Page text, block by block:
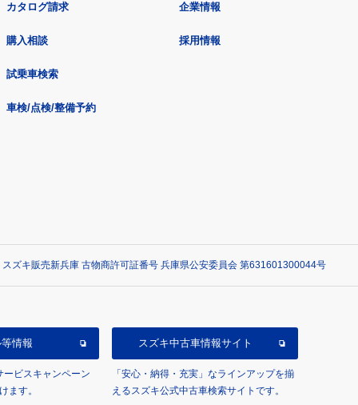
カタログ請求
購入相談
試乗車検索
車検/点検/整備予約
企業情報
採用情報
スズキ販売新兵庫 古物商許可証番号 兵庫県公安委員会 第631601300044号
情報
ービスキャンペーン
ます。
スズキ中古車情報サイト
「安心・納得・充実」なラインアップを揃
えるスズキ公式中古車検索サイトです。